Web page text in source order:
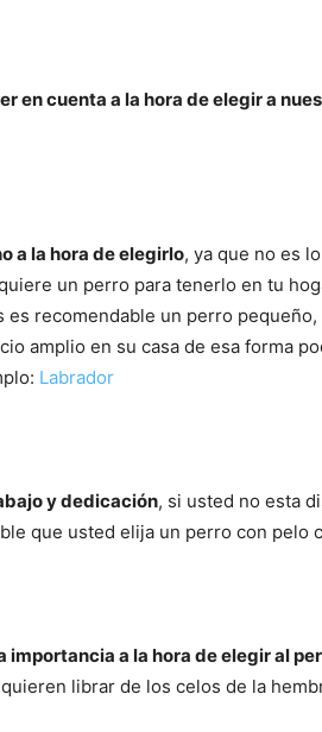
en cuenta a la hora de elegir a
a la hora de elegirlo, ya que no es
un perro para tenerlo en tu
es recomendable un perro
amplio en su casa de esa forma
Labrador
y dedicación, si usted no esta
que usted elija un perro con pelo
a la hora de elegir al
librar de los celos de la